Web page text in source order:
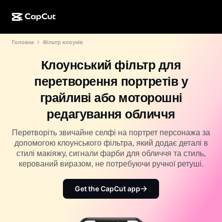
Онлайн-версія CapCut
CapCut Pad
CapCut для мобільних пристроїв
ШІ Dreamina
ШІ Pippit
Створення ШІ
ШІ-дизайн
Відеостудія
ШІ-генератор відео
ШІ-генератор зображень
Покращення ШІ-зображення
Nano Banana Pro
ШІ-інструменти
Редактор і генератор відео
Редактор і генератор зображень
Генератор і редактор голосу
Більше
Випадки використання
Святкові шаблони
Більше
Шаблони календаря
Шаблони до річниці
Шаблони ефектів
Спільнота
Ініціативи
Піонерська програма
Програма для творчих партнерів
Креативний кампус CapCut
Головна Фільтр клоунів
Клоунський фільтр для
перетворення портретів у
грайливі або моторошні
редагування обличчя
Перетворіть звичайне селфі на портрет персонажа за
допомогою клоунського фільтра, який додає деталі в
стилі макіяжу, сигнали фарби для обличчя та стиль,
керований виразом, не потребуючи ручної ретуші.
Get the CapCut app